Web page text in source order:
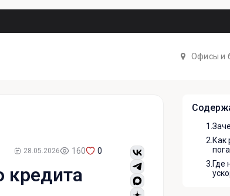
Офисы и
28.05.2026 160 0
кредита
1.
2. Как
3. Где